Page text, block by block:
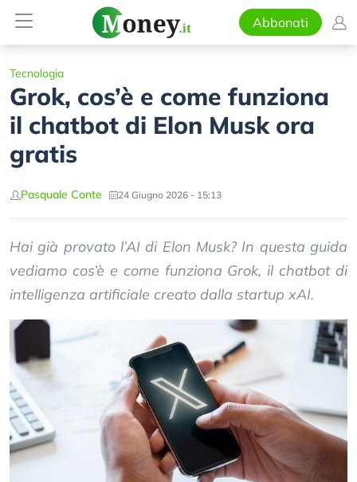
Abbonati
Tecnologia
Grok, cos’è e come funziona
il chatbot di Elon Musk ora
gratis
Pasquale Conte 24 Giugno 2026 - 15:13
Hai già provato l’AI di Elon Musk? In questa guida
vediamo cos’è e come funziona Grok, il chatbot di
intelligenza artificiale creato dalla startup xAI.